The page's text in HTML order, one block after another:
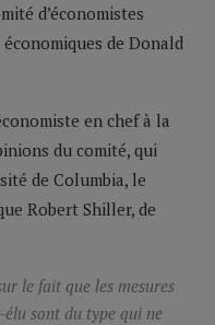
d’économistes
de Donald
en chef à la
du comité, qui
de Columbia, le
Robert Shiller, de
le fait que les mesures
sont du type qui ne